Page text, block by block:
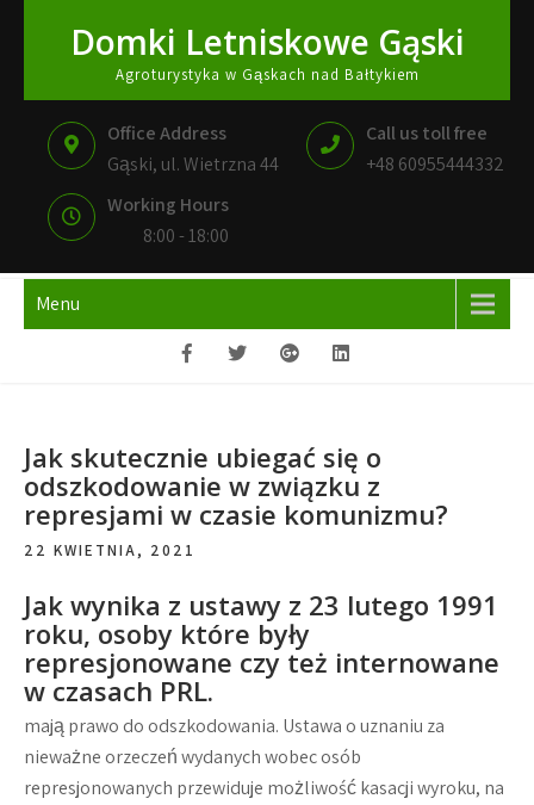
Domki Letniskowe Gąski
Agroturystyka w Gąskach nad Bałtykiem
Office Address
Gąski, ul. Wietrzna 44
Call us toll free
+48 60955444332
Working Hours
8:00 - 18:00
Menu
Jak skutecznie ubiegać się o
odszkodowanie w związku z
represjami w czasie komunizmu?
22 KWIETNIA, 2021
Jak wynika z ustawy z 23 lutego 1991
roku, osoby które były
represjonowane czy też internowane
w czasach PRL.
mają prawo do odszkodowania. Ustawa o uznaniu za
nieważne orzeczeń wydanych wobec osób
represjonowanych przewiduje możliwość kasacji wyroku, na